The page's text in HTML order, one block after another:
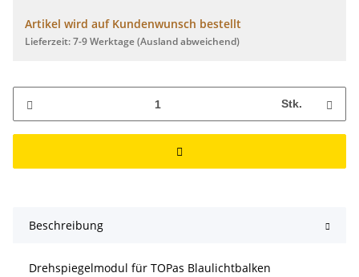
Artikel wird auf Kundenwunsch bestellt
Lieferzeit:7-9 Werktage(Ausland abweichend)
Stk.
Beschreibung
Drehspiegelmodul für TOPas Blaulichtbalken